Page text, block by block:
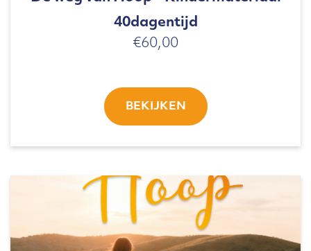
40dagentijd
€60,00
BEKIJKEN